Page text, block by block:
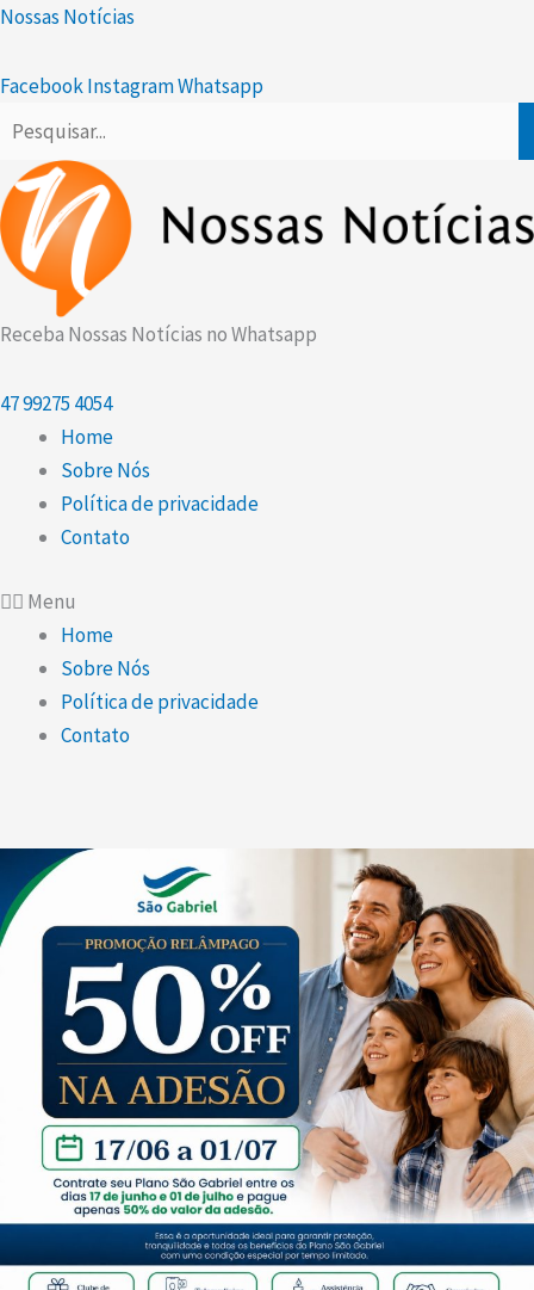
Ir
o
Nossas Notícias
FacebookInstagramWhatsapp
Receba Nossas Notícias no Whatsapp
4799275 4054
Home
Sobre Nós
Política de privacidade
Contato
Menu
Home
Sobre Nós
Política de privacidade
Contato
Scroll